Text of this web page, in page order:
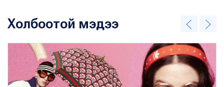
Холбоотой мэдээ